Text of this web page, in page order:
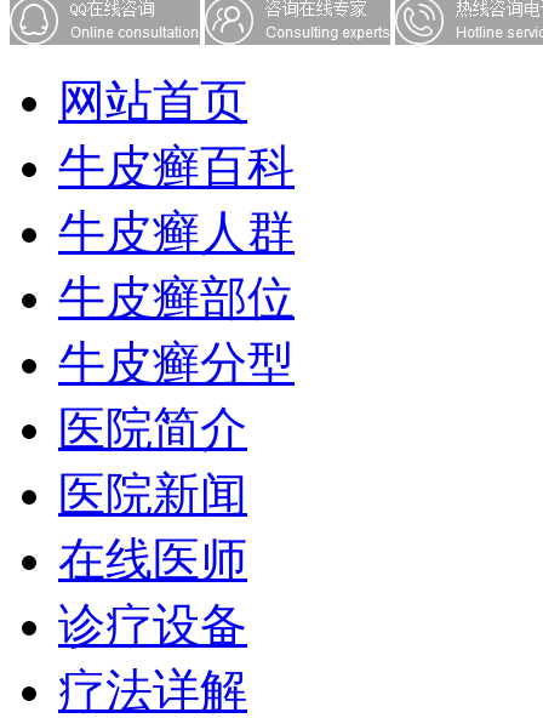
网站首页
牛皮癣百科
牛皮癣人群
牛皮癣部位
牛皮癣分型
医院简介
医院新闻
在线医师
诊疗设备
疗法详解